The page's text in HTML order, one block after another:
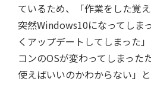
ているため、「作業をした覚
突然Windows10になってしま
くアップデートしてしまった
コンのOSが変わってしまった
使えばいいのかわからない」